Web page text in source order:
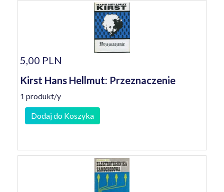
5,00 PLN
Kirst Hans Hellmut: Przeznaczenie
1 produkt/y
Dodaj do Koszyka